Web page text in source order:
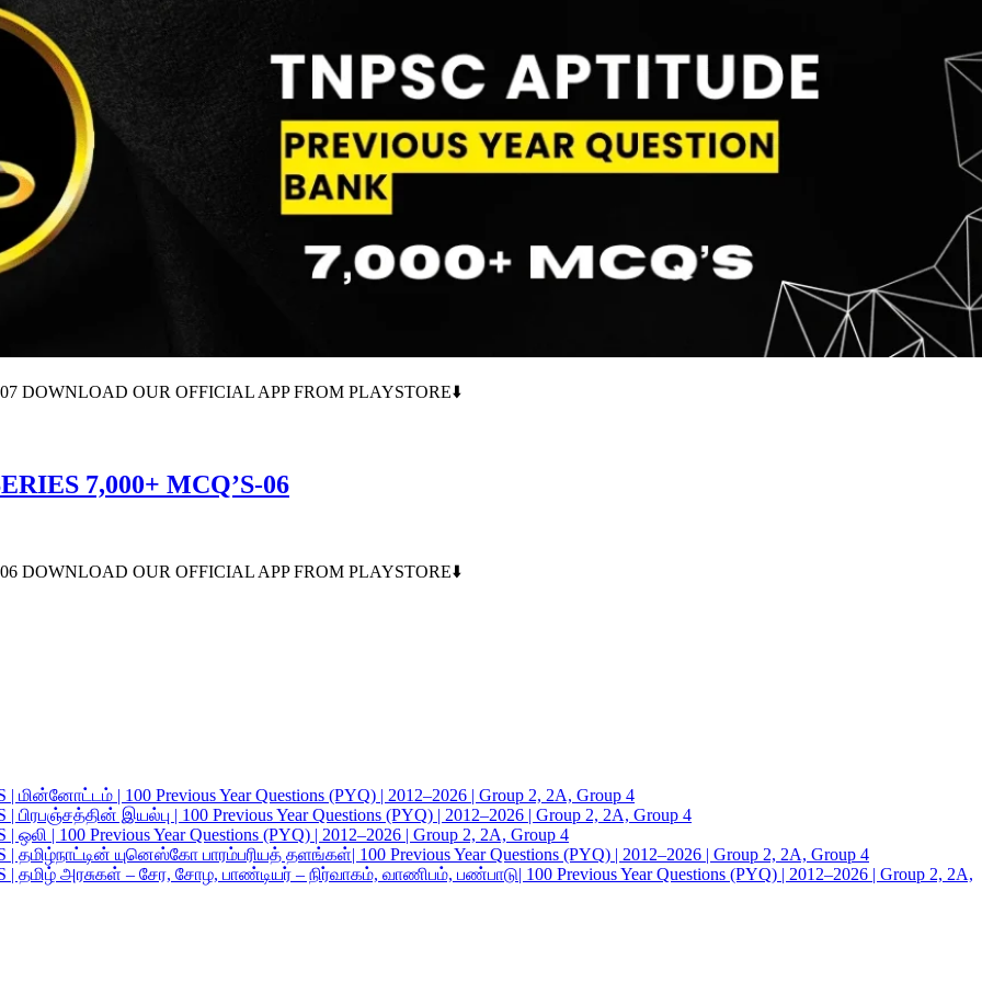
DOWNLOAD OUR OFFICIAL APP FROM PLAYSTORE⬇️
7,000+ MCQ’S-06
DOWNLOAD OUR OFFICIAL APP FROM PLAYSTORE⬇️
| 100 Previous Year Questions (PYQ) | 2012–2026 | Group 2, 2A, Group 4
இயல்பு | 100 Previous Year Questions (PYQ) | 2012–2026 | Group 2, 2A, Group 4
| 100 Previous Year Questions (PYQ) | 2012–2026 | Group 2, 2A, Group 4
யுனெஸ்கோ பாரம்பரியத் தளங்கள்| 100 Previous Year Questions (PYQ) | 2012–2026 | Group 2, 2A, Group 4
அரசுகள் – சேர, சோழ, பாண்டியர் – நிர்வாகம், வாணிபம், பண்பாடு| 100 Previous Year Questions (PYQ) | 2012–2026 | Group 2, 2A,